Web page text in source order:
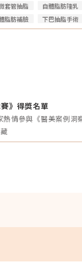
套管抽脂 自體脂肪隆乳
脂肪補臉
下巴抽脂手術
》得獎名單